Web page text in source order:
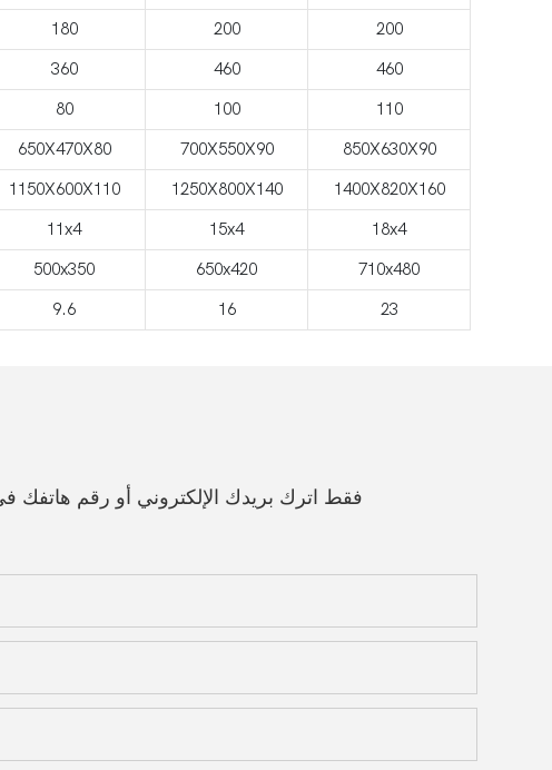
180 200
200
360 460
460
80 100
110
650X470X80 700X550X90
850X630X90
1150X600X110 1250X800X140
1400X820X160
11x4 15x4
18x4
500x350 650x420
710x480
9.6 16 23
فقط اترك بريدك الإلكتروني أو رقم